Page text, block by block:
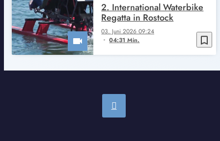
bookmark_border
03. Juni 2026 09:24
04:31 Min.
2. International Waterbike
Regatta in Rostock